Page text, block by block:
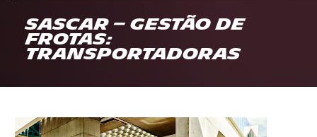
SASCAR – Gestão de
frotas:
transportadoras